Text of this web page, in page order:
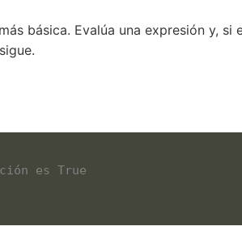
básica. Evalúa una expresión y, si
es True